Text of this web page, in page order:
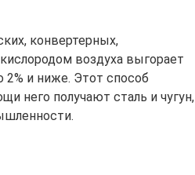
конвертерных,
воздуха выгорает
2% и ниже. Этот способ
него получают сталь и чугун,